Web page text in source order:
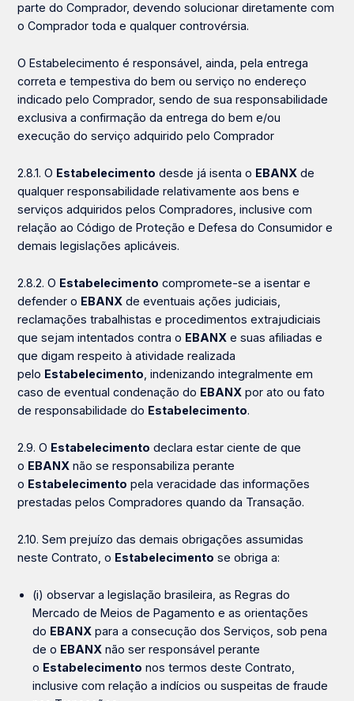
parte do Comprador, devendo solucionar diretamente com
o Comprador toda e qualquer controvérsia.
OEstabelecimento é responsável, ainda, pela entrega
correta e tempestiva do bem ou serviço no endereço
indicado pelo Comprador, sendo de sua responsabilidade
exclusiva a confirmação da entrega do bem e/ou
execução do serviço adquirido pelo Comprador
2.8.1. O Estabelecimento desde já isenta o EBANX de
qualquer responsabilidade relativamente aos bens e
serviços adquiridos pelos Compradores, inclusive com
relação ao Código de Proteção e Defesa do Consumidor e
demais legislações aplicáveis.
2.8.2. O Estabelecimento compromete-se a isentar e
defender o EBANX de eventuais ações judiciais,
reclamações trabalhistas e procedimentos extrajudiciais
que sejam intentados contra o EBANX e suas afiliadas e
que digam respeito à atividade realizada
pelo Estabelecimento , indenizando integralmente em
caso de eventual condenação do EBANX por ato ou fato
de responsabilidade do Estabelecimento.
2.9. O Estabelecimento declara estar ciente de que
o EBANX não se responsabiliza perante
o Estabelecimento pela veracidade das informações
prestadas pelos Compradores quando da Transação.
2.10. Sem prejuízo das demais obrigações assumidas
neste Contrato, o Estabelecimento se obriga a:
(i) observar a legislação brasileira, as Regras do
Mercado de Meios de Pagamento e as orientações
do EBANXpara a consecução dos Serviços, sob pena
de o EBANXnão ser responsável perante
o Estabelecimento nos termos deste Contrato,
inclusive com relação a indícios ou suspeitas de fraude